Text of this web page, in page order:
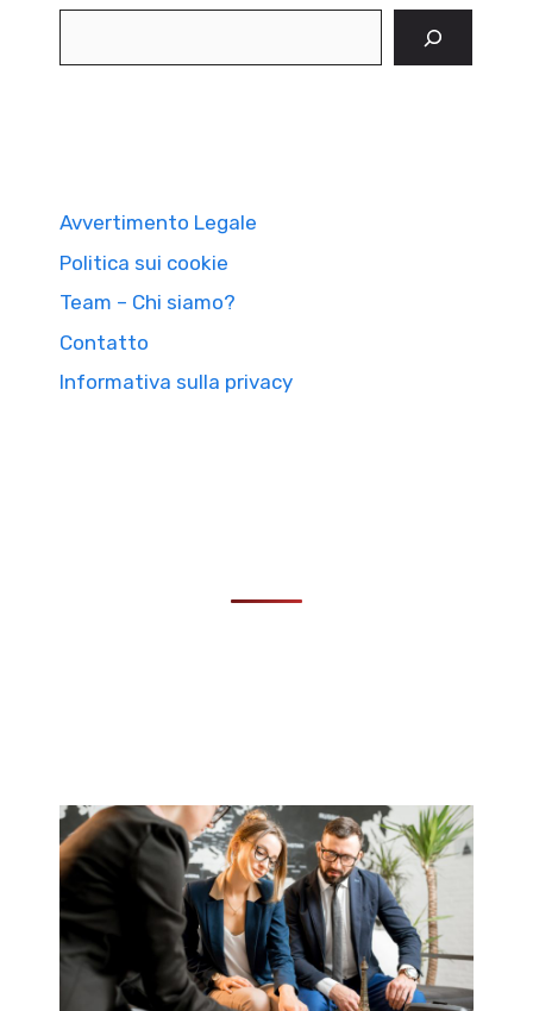
Avvertimento Legale
Politica sui cookie
Team – Chi siamo?
Contatto
Informativa sulla privacy